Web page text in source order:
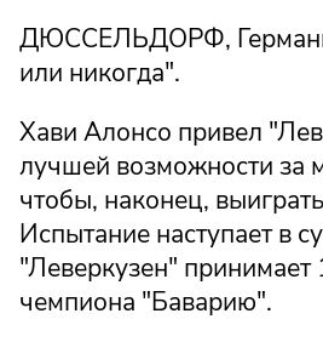
ДЮССЕЛЬДОРФ,
или никогда".
Хави Алонсо привел
лучшей возможности за
чтобы, наконец,
Испытание наступает в
"Леверкузен" принимает
чемпиона "Баварию".